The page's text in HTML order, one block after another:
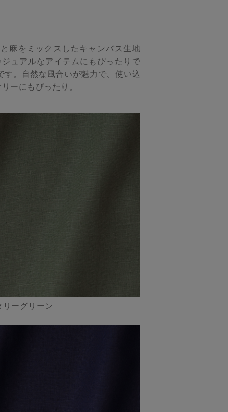
麻をミックスしたキャンバス生地
ュアルなアイテムにもぴったりで
。自然な風合いが魅力で、使い込
ーにもぴったり。
ーグリーン